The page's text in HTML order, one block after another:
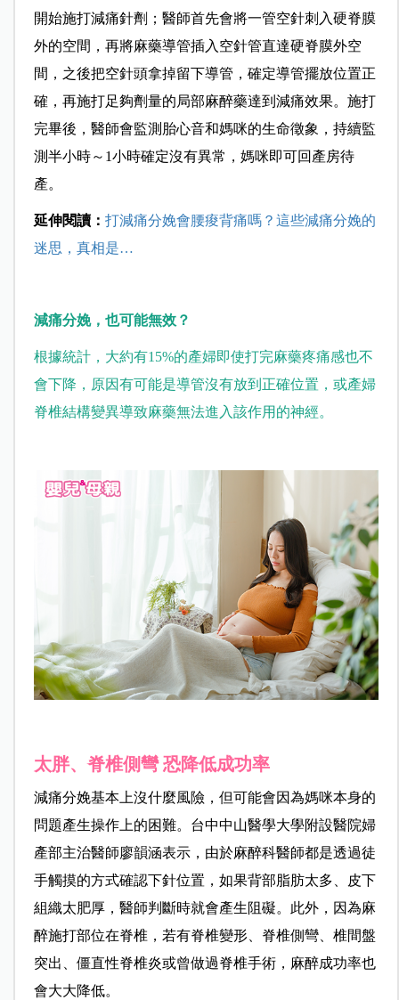
開始施打減痛針劑；醫師首先會將一管空針刺入硬脊膜
外的空間，再將麻藥導管插入空針管直達硬脊膜外空
間，之後把空針頭拿掉留下導管， 確定導管擺放位置正
確，再施打足夠劑量的局部麻醉藥達到減痛效果。施打
完畢後，醫師會監測胎心音和媽咪的生命徵象，持續監
測半小時～1小時確定沒有異常，媽咪即可回產房待
產。
延伸閱讀： 打減痛分娩會腰痠背痛嗎？這些減痛分娩的
迷思，真相是…
減痛分娩，也可能無效？
根據統計，大約有15%的產婦即使打完麻藥疼痛感也不
會下降，原因有可能是導管沒有放到正確位置，或產婦
脊椎結構變異導致麻藥無法進入該作用的神經。
太胖、脊椎側彎 恐降低成功率
減痛分娩基本上沒什麼風險，但可能會因為媽咪本身的
問題產生操作上的困難。 台中中山醫學大學附設醫院婦
產部主治醫師廖韻涵表示， 由於麻醉科醫師都是透過徒
手觸摸的方式確認下針位置，如果背部脂肪太多、皮下
組織太肥厚，醫師判斷時就會產生阻礙。此外，因為麻
醉施打部位在脊椎，若有脊椎變形、 脊椎側彎、椎間盤
突出、僵直性脊椎炎或曾做過脊椎手術，麻醉成功率也
會大大降低。